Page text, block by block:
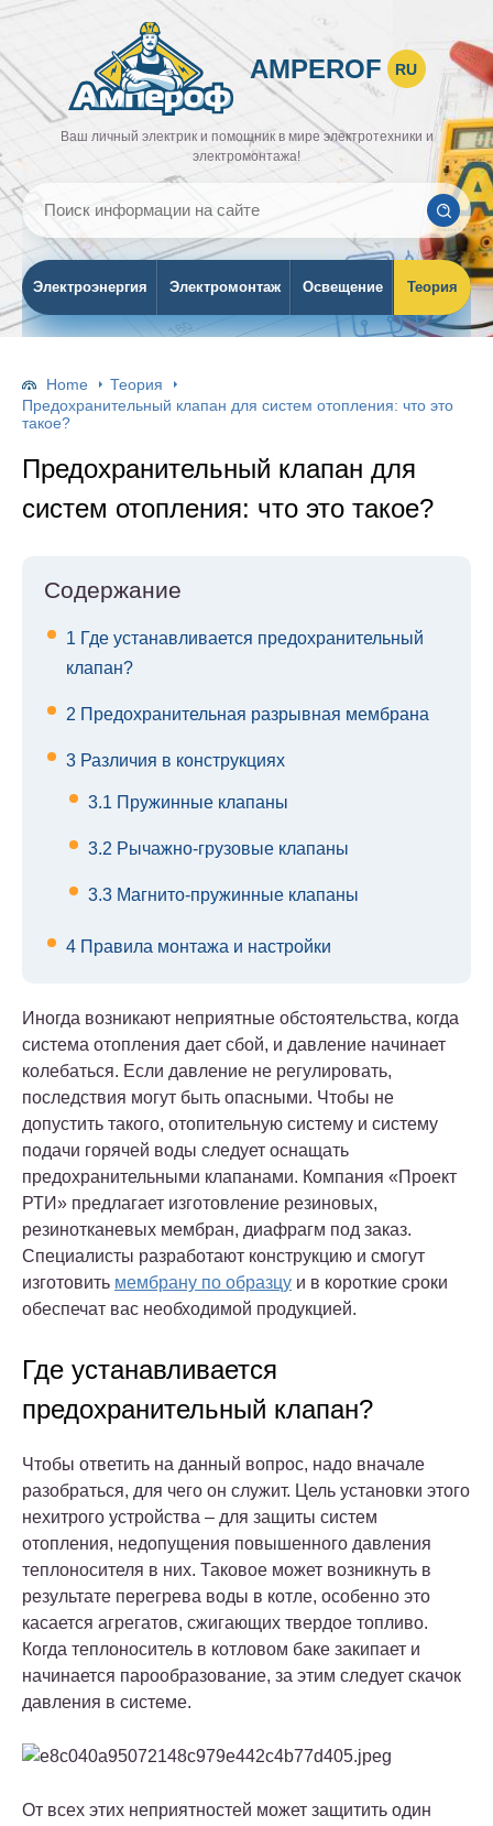
AMPEROF RU
Ваш личный электрик и помощник в мире электротехники и
электромонтажа!
Электроэнергия Электромонтаж Освещение Теория
Home
Теория
Предохранительный клапан для систем отопления: что это
такое?
Предохранительный клапан для
систем отопления: что это такое?
Содержание
1 Где устанавливается предохранительный
клапан?
2 Предохранительная разрывная мембрана
3 Различия в конструкциях
3.1 Пружинные клапаны
3.2 Рычажно-грузовые клапаны
3.3 Магнито-пружинные клапаны
4 Правила монтажа и настройки
Иногда возникают неприятные обстоятельства, когда
система отопления дает сбой, и давление начинает
колебаться. Если давление не регулировать,
последствия могут быть опасными. Чтобы не
допустить такого, отопительную систему и систему
подачи горячей воды следует оснащать
предохранительными клапанами. Компания «Проект
РТИ» предлагает изготовление резиновых,
резинотканевых мембран, диафрагм под заказ.
Специалисты разработают конструкцию и смогут
изготовить мембрану по образцу и в короткие сроки
обеспечат вас необходимой продукцией.
Где устанавливается
предохранительный клапан?
Чтобы ответить на данный вопрос, надо вначале
разобраться, для чего он служит. Цель установки этого
нехитрого устройства – для защиты систем
отопления, недопущения повышенного давления
теплоносителя в них. Таковое может возникнуть в
результате перегрева воды в котле, особенно это
касается агрегатов, сжигающих твердое топливо.
Когда теплоноситель в котловом баке закипает и
начинается парообразование, за этим следует скачок
давления в системе.
От всех этих неприятностей может защитить один